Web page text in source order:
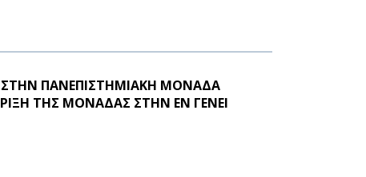
ΠΑΝΕΠΙΣΤΗΜΙΑΚΗ ΜΟΝΑΔΑ
ΤΗΣ ΜΟΝΑΔΑΣ ΣΤΗΝ ΕΝ ΓΕΝΕΙ